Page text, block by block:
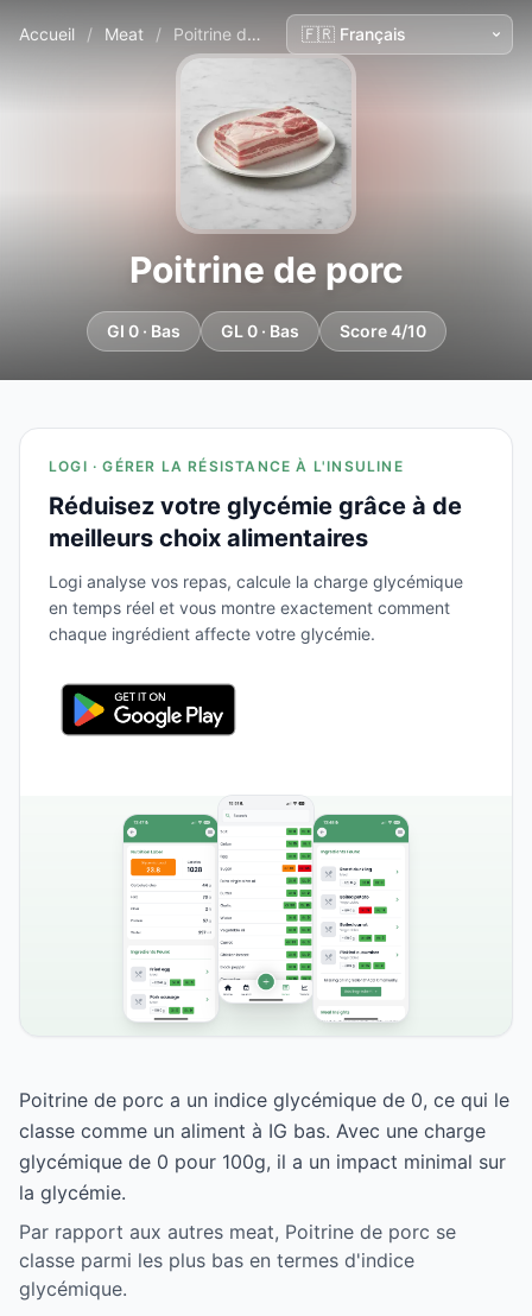
Accueil / Meat / Poitrine de porc
Poitrine de porc
GI 0 · Bas GL 0 · Bas Score 4/10
LOGI · GÉRER LA RÉSISTANCE À L'INSULINE
Réduisez votre glycémie grâce à de
meilleurs choix alimentaires
Logi analyse vos repas, calcule la charge glycémique
en temps réel et vous montre exactement comment
chaque ingrédient affecte votre glycémie.
Poitrine de porc a un indice glycémique de 0, ce qui le
classe comme un aliment à IG bas. Avec une charge
glycémique de 0 pour 100g, il a un impact minimal sur
la glycémie.
Par rapport aux autres meat, Poitrine de porc se
classe parmi les plus bas en termes d'indice
glycémique.